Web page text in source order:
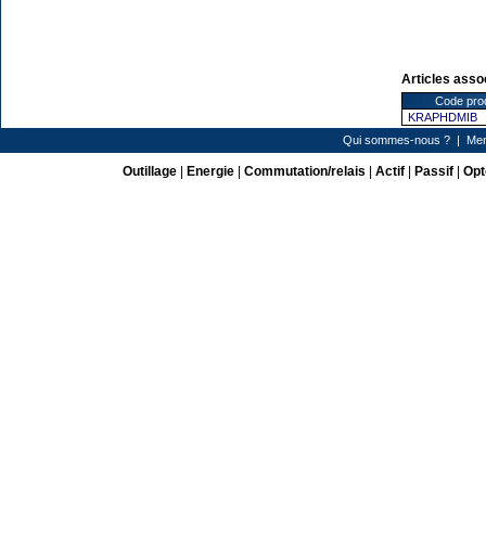
Articles
Code
KRAPHDMIB
Qui sommes-nous ?|
Outillage| Energie| Commutation/relais Actif| Passif|